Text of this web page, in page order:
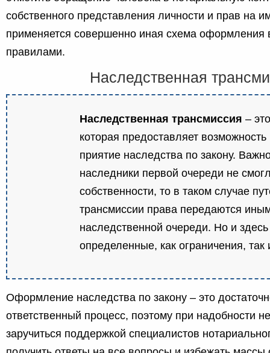
собственного представления личности и прав на
применяется совершенно иная схема оформления
правилами.
Наследственная
Наследственная трансмиссия –
которая предоставляет
приятие наследства по закону.
наследники первой очереди не
собственности, то в таком случае
трансмиссии права передаются
наследственной очереди. Но и здесь
определенные, как ограничения, так
Оформление наследства по закону – это
ответственный процесс, поэтому при надобности
заручиться поддержкой специалистов